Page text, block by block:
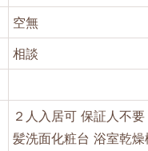
空無
相談
２人入居可 保証人不要
髪洗面化粧台 浴室乾燥